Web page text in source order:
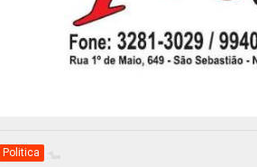
Politica